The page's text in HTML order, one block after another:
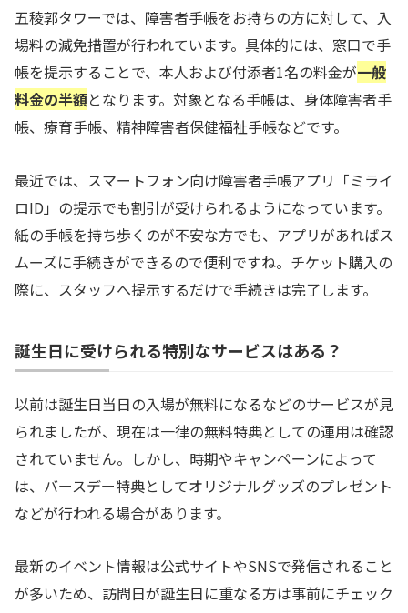
五稜郭タワーでは、障害者手帳をお持ちの方に対して、入
場料の減免措置が行われています。具体的には、窓口で手
帳を提示することで、本人および付添者1名の料金が一般
料金の半額となります。対象となる手帳は、身体障害者手
帳、療育手帳、精神障害者保健福祉手帳などです。
最近では、スマートフォン向け障害者手帳アプリ「ミライ
ロID」の提示でも割引が受けられるようになっています。
紙の手帳を持ち歩くのが不安な方でも、アプリがあればス
ムーズに手続きができるので便利ですね。チケット購入の
際に、スタッフへ提示するだけで手続きは完了します。
誕生日に受けられる特別なサービスはある？
以前は誕生日当日の入場が無料になるなどのサービスが見
られましたが、現在は一律の無料特典としての運用は確認
されていません。しかし、時期やキャンペーンによって
は、バースデー特典としてオリジナルグッズのプレゼント
などが行われる場合があります。
最新のイベント情報は公式サイトやSNSで発信されること
が多いため、訪問日が誕生日に重なる方は事前にチェック